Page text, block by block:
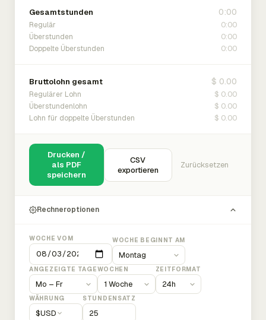
Gesamtstunden 0:00
Regulär 0:00
Überstunden 0:00
Doppelte Überstunden 0:00
Bruttolohn gesamt $ 0.00
Regulärer Lohn $ 0.00
Überstundenlohn $ 0.00
Lohn für doppelte Überstunden $ 0.00
Drucken /
als PDF
speichern
CSV
exportieren
Zurücksetzen
Rechneroptionen
WOCHE VOM WOCHE BEGINNT AM
ANGEZEIGTE TAGEWOCHEN ZEITFORMAT
WÄHRUNG
$USD
STUNDENSATZ